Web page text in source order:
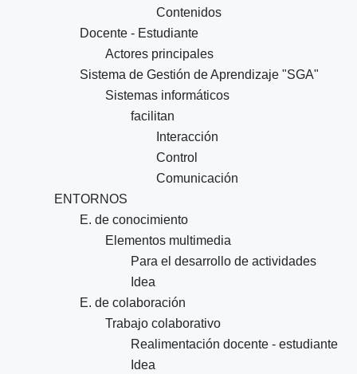
Contenidos
Docente - Estudiante
Actores principales
Sistema de Gestión de Aprendizaje "SGA"
Sistemas informáticos
facilitan
Interacción
Control
Comunicación
ENTORNOS
E. de conocimiento
Elementos multimedia
Para el desarrollo de actividades
Idea
E. de colaboración
Trabajo colaborativo
Realimentación docente - estudiante
Idea